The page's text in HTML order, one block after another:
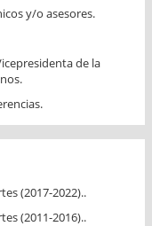
y/o asesores.
de la
(2017-2022)..
(2011-2016)..